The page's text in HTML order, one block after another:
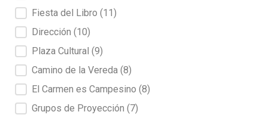
Fiesta del Libro (11)
Dirección (10)
Plaza Cultural (9)
Camino de la Vereda (8)
El Carmen es Campesino (8)
Grupos de Proyección (7)